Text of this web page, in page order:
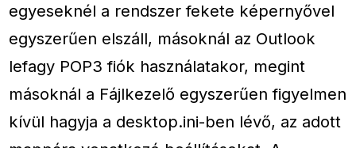
egyeseknél a rendszer fekete képernyővel
egyszerűen elszáll, másoknál az Outlook
lefagy POP3 fiók használatakor, megint
másoknál a Fájlkezelő egyszerűen figyelmen
kívül hagyja a desktop.ini-ben lévő, az adott